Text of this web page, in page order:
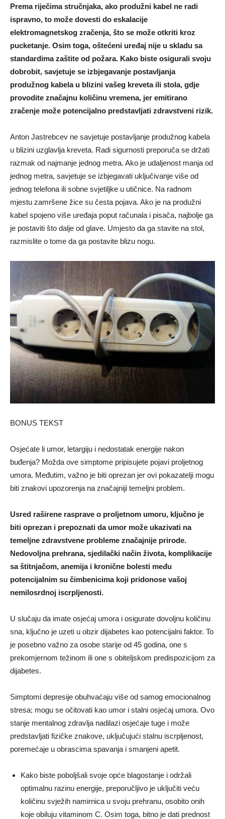
Prema riječima stručnjaka, ako produžni kabel ne radi
ispravno, to može dovesti do eskalacije
elektromagnetskog zračenja, što se može otkriti kroz
pucketanje. Osim toga, oštećeni uređaj nije u skladu sa
standardima zaštite od požara. Kako biste osigurali svoju
dobrobit, savjetuje se izbjegavanje postavljanja
produžnog kabela u blizini vašeg kreveta ili stola, gdje
provodite značajnu količinu vremena, jer emitirano
zračenje može potencijalno predstavljati zdravstveni rizik.
Anton Jastrebcev ne savjetuje postavljanje produžnog kabela
u blizini uzglavlja kreveta. Radi sigurnosti preporuča se držati
razmak od najmanje jednog metra. Ako je udaljenost manja od
jednog metra, savjetuje se izbjegavati uključivanje više od
jednog telefona ili sobne svjetiljke u utičnice. Na radnom
mjestu zamršene žice su česta pojava. Ako je na produžni
kabel spojeno više uređaja poput računala i pisača, najbolje ga
je postaviti što dalje od glave. Umjesto da ga stavite na stol,
razmislite o tome da ga postavite blizu nogu.
BONUS TEKST
Osjećate li umor, letargiju i nedostatak energije nakon
buđenja? Možda ove simptome pripisujete pojavi proljetnog
umora. Međutim, važno je biti oprezan jer ovi pokazatelji mogu
biti znakovi upozorenja na značajniji temeljni problem.
Usred raširene rasprave o proljetnom umoru, ključno je
biti oprezan i prepoznati da umor može ukazivati na
temeljne zdravstvene probleme značajnije prirode.
Nedovoljna prehrana, sjedilački način života, komplikacije
sa štitnjačom, anemija i kronične bolesti među
potencijalnim su čimbenicima koji pridonose vašoj
nemilosrdnoj iscrpljenosti.
U slučaju da imate osjećaj umora i osigurate dovoljnu količinu
sna, ključno je uzeti u obzir dijabetes kao potencijalni faktor. To
je posebno važno za osobe starije od 45 godina, one s
prekomjernom težinom ili one s obiteljskom predispozicijom za
dijabetes.
Simptomi depresije obuhvaćaju više od samog emocionalnog
stresa; mogu se očitovati kao umor i stalni osjećaj umora. Ovo
stanje mentalnog zdravlja nadilazi osjećaje tuge i može
predstavljati fizičke znakove, uključujući stalnu iscrpljenost,
poremećaje u obrascima spavanja i smanjeni apetit.
Kako biste poboljšali svoje opće blagostanje i održali
optimalnu razinu energije, preporučljivo je uključiti veću
količinu svježih namirnica u svoju prehranu, osobito onih
koje obiluju vitaminom C. Osim toga, bitno je dati prednost